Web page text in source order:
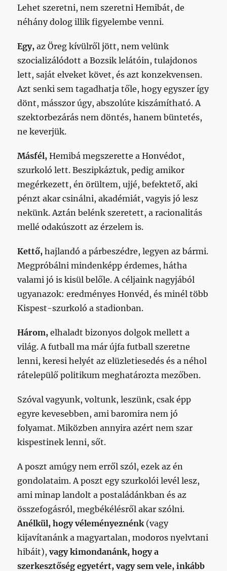
Lehet szeretni, nem szeretni Hemibát, de
néhány dolog illik figyelembe venni.
Egy,az Öreg kívülről jött, nem velünk
szocializálódott a Bozsik lelátóin, tulajdonos
lett, saját elveket követ, és azt konzekvensen.
Azt senki sem tagadhatja tőle, hogy egyszer így
dönt, másszor úgy, abszolúte kiszámítható. A
szektorbezárás nem döntés, hanem büntetés,
ne keverjük.
Másfél,Hemibá megszerette a Honvédot,
szurkoló lett. Beszipkáztuk, pedig amikor
megérkezett, én örültem, ujjé, befektető, aki
pénzt akar csinálni, akadémiát, vagyis jó lesz
nekünk. Aztán belénk szeretett, a racionalitás
mellé odakúszott az érzelem is.
Kettő,hajlandó a párbeszédre, legyen az bármi.
Megpróbálni mindenképp érdemes, hátha
valami jó is kisül belőle. A céljaink nagyjából
ugyanazok: eredményes Honvéd, és minél több
Kispest-szurkoló a stadionban.
Három,elhaladt bizonyos dolgok mellett a
világ. A futball ma már újfa futball szeretne
lenni, keresi helyét az elüzletiesedés és a néhol
rátelepülő politikum meghatározta mezőben.
Szóval vagyunk, voltunk, leszünk, csak épp
egyre kevesebben, ami baromira nem jó
folyamat. Miközben annyira azért nem szar
kispestinek lenni, sőt.
A poszt amúgy nem erről szól, ezek az én
gondolataim. A poszt egy szurkolói levél lesz,
ami minap landolt a postaládánkban és az
összefogásról, megbékélésről akar szólni.
Anélkül, hogy véleményeznénk(vagy
kijavítanánk a magyartalan, modoros nyelvtani
hibáit),vagy kimondanánk, hogy a
szerkesztőség egyetért, vagy sem vele, inkább